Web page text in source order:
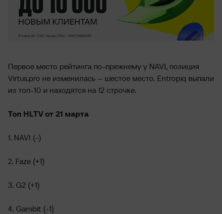
Первое место рейтинга по-прежнему у NAVI, позиция
Virtus.pro не изменилась – шестое место. Entropiq выпали
из топ-10 и находятся на 12 строчке.
Топ HLTV от 21 марта
1. NAVI (-)
2. Faze (+1)
3. G2 (+1)
4. Gambit (-1)